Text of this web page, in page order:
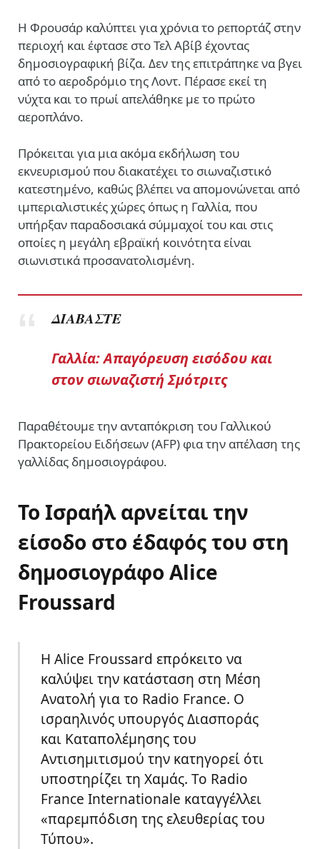
Η Φρουσάρ καλύπτει για χρόνια το ρεπορτάζ στην
περιοχή και έφτασε στο Τελ Αβίβ έχοντας
δημοσιογραφική βίζα. Δεν της επιτράπηκε να βγει
από το αεροδρόμιο της Λοντ. Πέρασε εκεί τη
νύχτα και το πρωί απελάθηκε με το πρώτο
αεροπλάνο.
Πρόκειται για μια ακόμα εκδήλωση του
εκνευρισμού που διακατέχει το σιωναζιστικό
κατεστημένο, καθώς βλέπει να απομονώνεται από
ιμπεριαλιστικές χώρες όπως η Γαλλία, που
υπήρξαν παραδοσιακά σύμμαχοί του και στις
οποίες η μεγάλη εβραϊκή κοινότητα είναι
σιωνιστικά προσανατολισμένη.
ΔΙΑΒΑΣΤΕ
Γαλλία: Απαγόρευση εισόδου και
στον σιωναζιστή Σμότριτς
Παραθέτουμε την ανταπόκριση του Γαλλικού
Πρακτορείου Ειδήσεων (AFP) φια την απέλαση της
γαλλίδας δημοσιογράφου.
Το Ισραήλ αρνείται την
είσοδο στο έδαφός του στη
δημοσιογράφο Alice
Froussard
Η Alice Froussard επρόκειτο να
καλύψει την κατάσταση στη Μέση
Ανατολή για το Radio France. Ο
ισραηλινός υπουργός Διασποράς
και Καταπολέμησης του
Αντισημιτισμού την κατηγορεί ότι
υποστηρίζει τη Χαμάς. Το Radio
France Internationale καταγγέλλει
«παρεμπόδιση της ελευθερίας του
Τύπου».